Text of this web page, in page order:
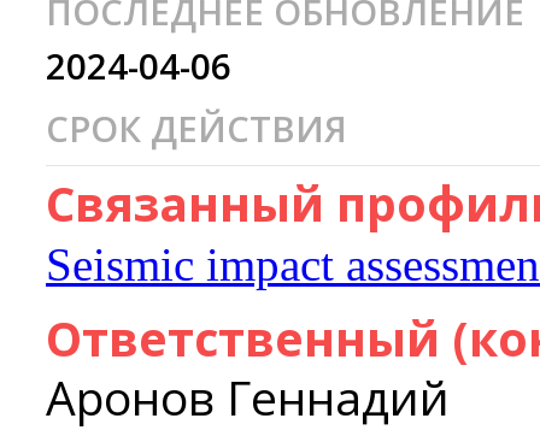
ПОСЛЕДНЕЕ ОБНОВЛЕНИЕ
2024-04-06
СРОК ДЕЙСТВИЯ
Связанный
Seismic impact
Ответственный
Аронов Геннадий